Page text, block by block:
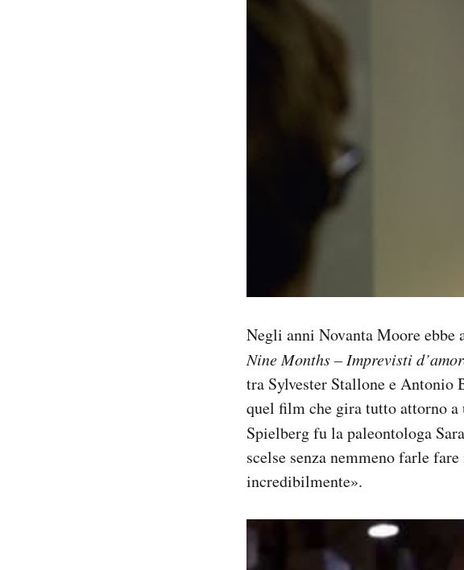
Negli anni Novanta Moore
Nine Months – Imprevisti
tra Sylvester Stallone e
quel film che gira tutto attorno a
Spielberg fu la paleontologa
scelse senza nemmeno farle
incredibilmente».